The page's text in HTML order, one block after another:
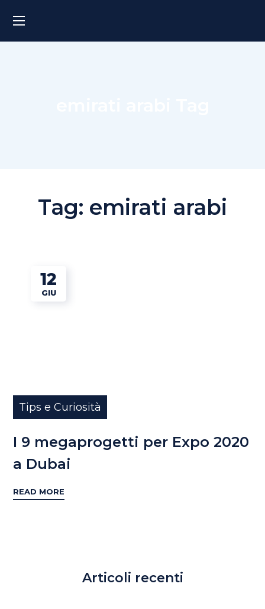
Tag: emirati arabi
12
GIU
Tips e Curiosità
I 9 megaprogetti per Expo 2020
a Dubai
READ MORE
Articoli recenti